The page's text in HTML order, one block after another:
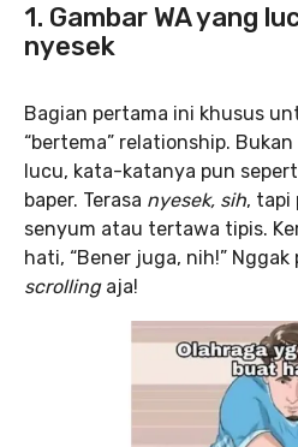
1. Gambar WA yang
nyesek
Bagian pertama ini khusus
“bertema” relationship.
lucu, kata-katanya pun
baper. Terasa nyesek, sih, tapi
senyum atau tertawa tipis.
hati, “Bener juga, nih!”
scrollingaja!